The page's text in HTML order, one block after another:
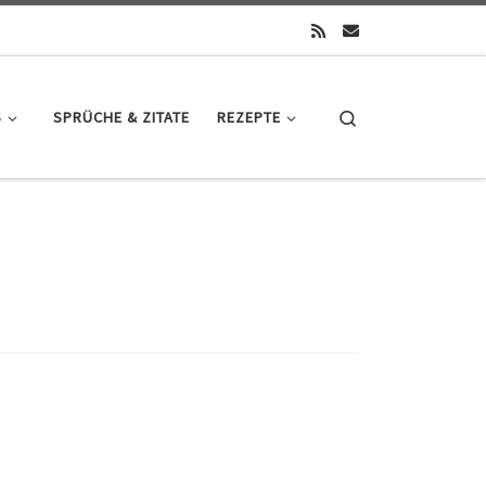
SPRÜCHE & ZITATE REZEPTE